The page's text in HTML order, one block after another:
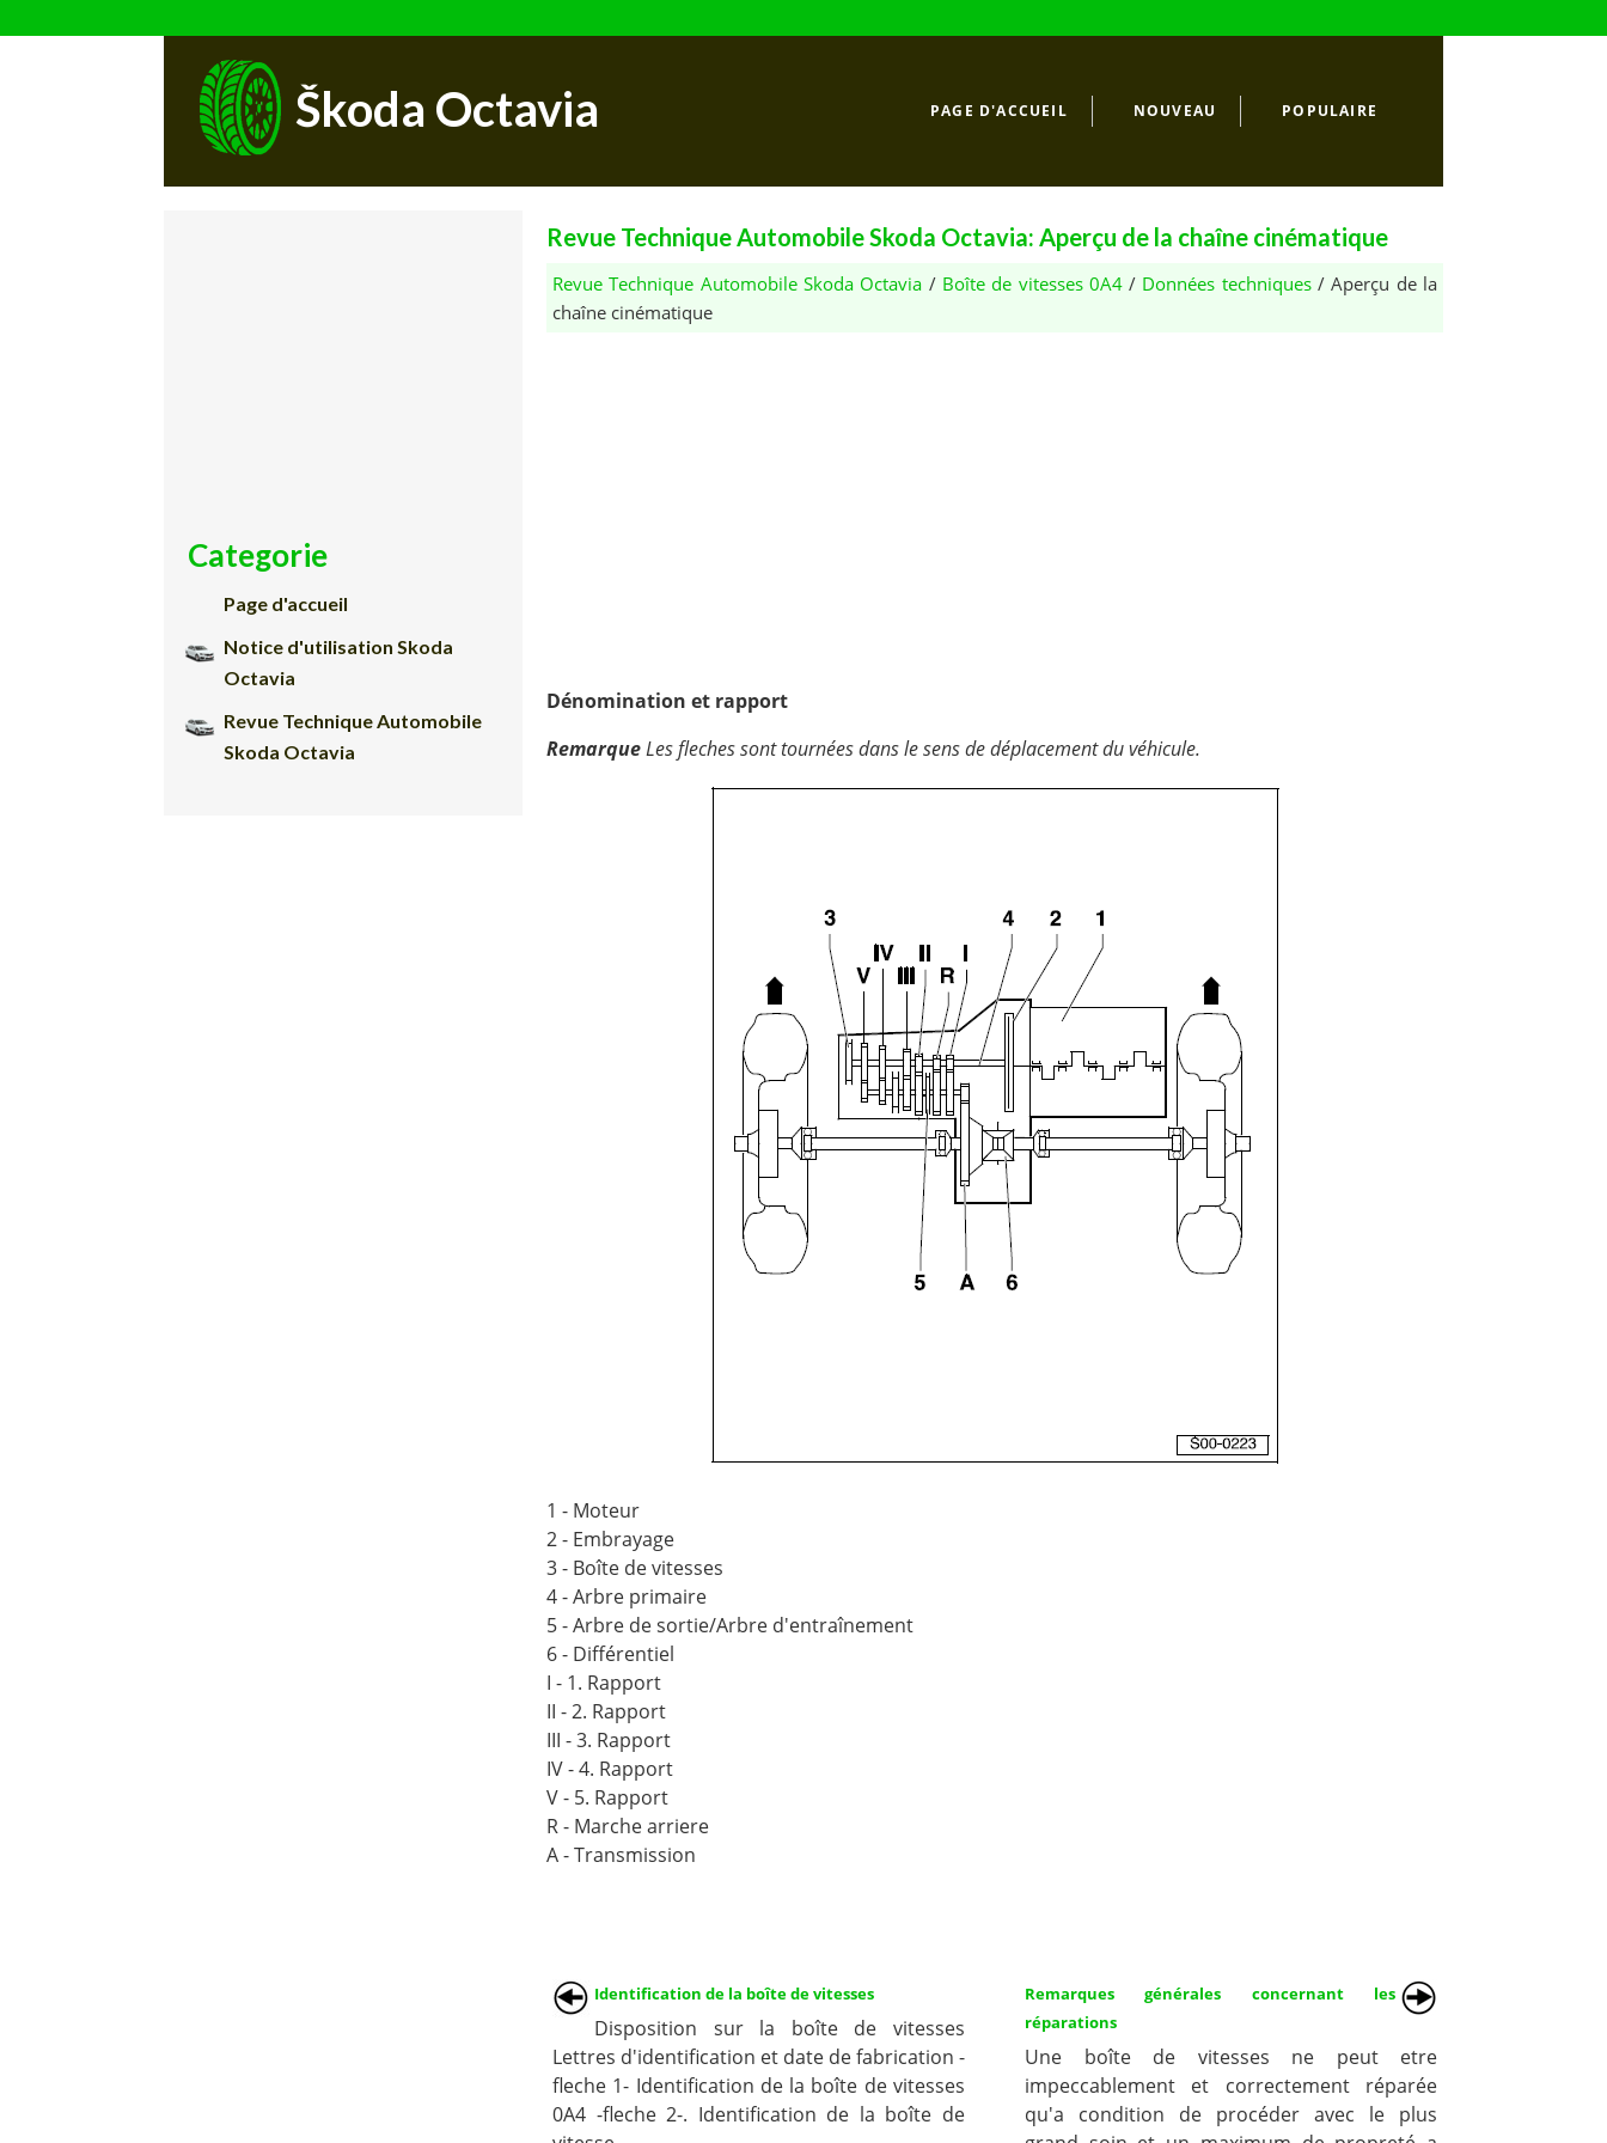
Škoda Octavia PAGE D'ACCUEIL NOUVEAU POPULAIRE
Revue Technique Automobile Skoda Octavia: Aperçu de la chaîne cinématique
Revue Technique Automobile Skoda Octavia / Boîte de vitesses 0A4/ Données techniques/ Aperçu de la
chaîne cinématique
Dénomination et rapport
RemarqueLes fleches sont tournées dans le sens de déplacement du véhicule.
1 - Moteur
2 - Embrayage
3 - Boîte de vitesses
4 - Arbre primaire
5 - Arbre de sortie/Arbre d'entraînement
6 - Différentiel
I - 1. Rapport
II - 2. Rapport
III - 3. Rapport
IV - 4. Rapport
V - 5. Rapport
R - Marche arriere
A - Transmission
Identification de la boîte de vitesses
Disposition sur la boîte de vitesses
Lettres d'identification et date de fabrication -
fleche 1- Identification de la boîte de vitesses
0A4 -fleche 2-. Identification de la boîte de
Remarques générales concernant les
réparations
Une boîte de vitesses ne peut etre
impeccablement et correctement réparée
qu'a condition de procéder avec le plus
Categorie
Page d'accueil
Notice d'utilisation Skoda
Octavia
Revue Technique Automobile
Skoda Octavia